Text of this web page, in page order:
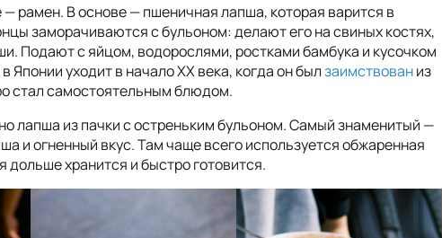
рамен. В основе — пшеничная лапша, которая варится в
заморачиваются с бульоном: делают его на свиных костях,
Подают с яйцом, водорослями, ростками бамбука и кусочком
Японии уходит в начало XX века, когда он былзаимствованиз
стал самостоятельным блюдом.
лапша из пачки с остреньким бульоном. Самый знаменитый —
и огненный вкус. Там чаще всего используется обжаренная
дольше хранится и быстро готовится.